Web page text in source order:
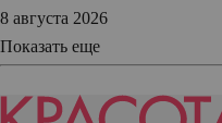
8 августа 2026
Показать еще